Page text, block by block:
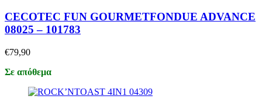
CECOTEC FUN GOURMETFONDUE ADVANCE
08025 – 101783
€79,90
Σε απόθεμα